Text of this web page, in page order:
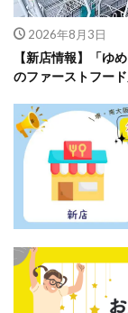
2026年8月3日
【新店情報】「ゆ
のファーストフー